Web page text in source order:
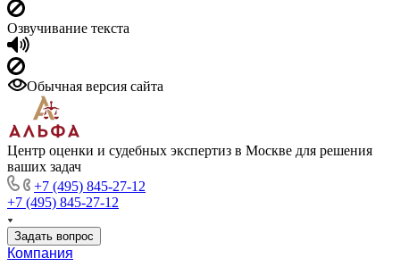
Озвучивание текста
Обычная версия сайта
Центр оценки и судебных экспертиз в Москве для решения
ваших задач
+7 (495) 845-27-12
+7 (495) 845-27-12
Задать вопрос
Компания